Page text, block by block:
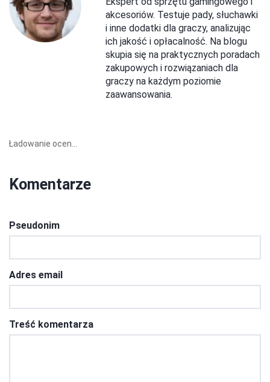
akcesoriów. Testuje pady, słuchawki
i inne dodatki dla graczy, analizując
ich jakość i opłacalność. Na blogu
skupia się na praktycznych poradach
zakupowych i rozwiązaniach dla
graczy na każdym poziomie
zaawansowania.
Ładowanie ocen...
Komentarze
Pseudonim
Adres email
Treść komentarza